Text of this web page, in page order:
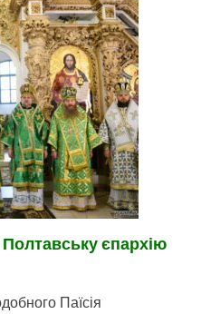
єпархію
Паїсія